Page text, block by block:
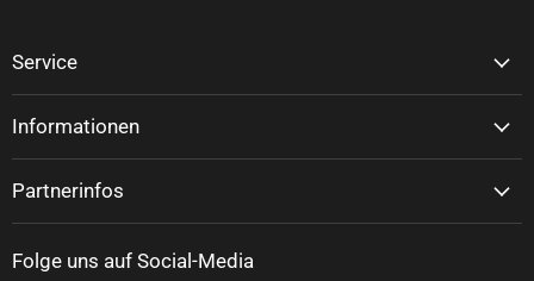
Service
Informationen
Partnerinfos
Folge uns auf Social-Media